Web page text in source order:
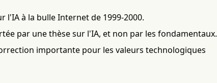
l'IA à la bulle Internet de 1999-2000.
par une thèse sur l'IA, et non par les fondamentaux.
importante pour les valeurs technologiques